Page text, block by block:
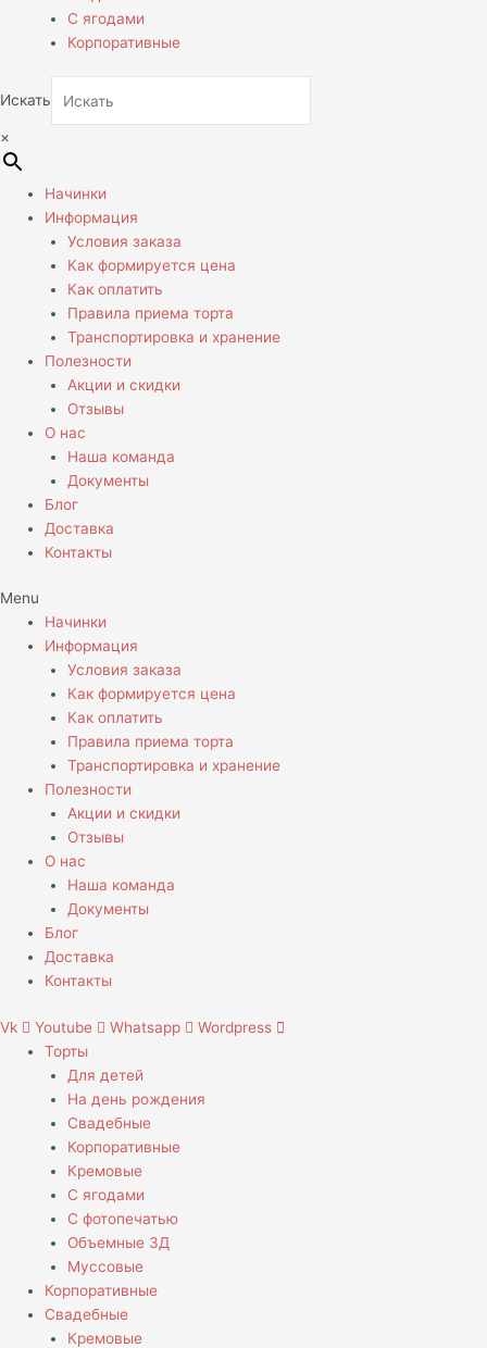
С ягодами
Корпоративные
Искать
×
Начинки
Информация
Условия заказа
Как формируется цена
Как оплатить
Правила приема торта
Транспортировка и хранение
Полезности
Акции и скидки
Отзывы
О нас
Наша команда
Документы
Блог
Доставка
Контакты
Menu
Начинки
Информация
Условия заказа
Как формируется цена
Как оплатить
Правила приема торта
Транспортировка и хранение
Полезности
Акции и скидки
Отзывы
О нас
Наша команда
Документы
Блог
Доставка
Контакты
Vk Youtube Whatsapp
Wordpress
Торты
Для детей
На день рождения
Свадебные
Корпоративные
Кремовые
С ягодами
С фотопечатью
Объемные 3Д
Муссовые
Корпоративные
Свадебные
Кремовые